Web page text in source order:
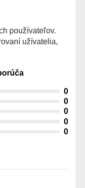
používateľov.
užívatelia,
0
0
0
0
0